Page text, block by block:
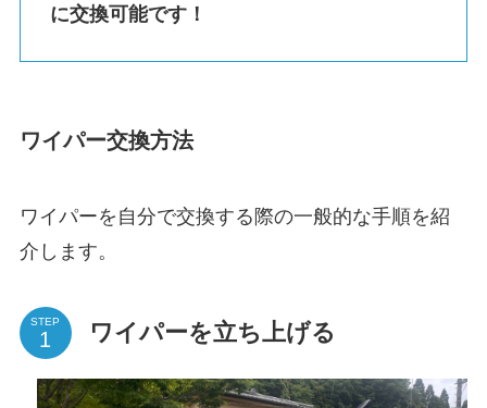
に交換可能です！
ワイパー交換方法
ワイパーを自分で交換する際の一般的な手順を紹
介します。
STEP ワイパーを立ち上げる